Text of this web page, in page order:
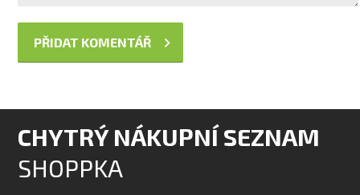
CHYTRÝ NÁKUPNÍ SEZNAM
SHOPPKA